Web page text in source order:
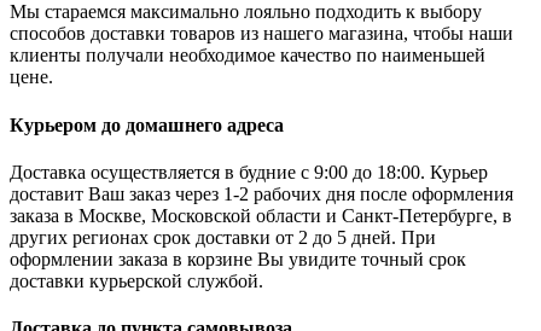
Мы стараемся максимально лояльно подходить к выбору
способов доставки товаров из нашего магазина, чтобы наши
клиенты получали необходимое качество по наименьшей
цене.
Курьером до домашнего адреса
Доставка осуществляется в будние с 9:00 до 18:00. Курьер
доставит Ваш заказ через 1-2 рабочих дня после оформления
заказа в Москве, Московской области и Санкт-Петербурге, в
других регионах срок доставки от 2 до 5 дней. При
оформлении заказа в корзине Вы увидите точный срок
доставки курьерской службой.